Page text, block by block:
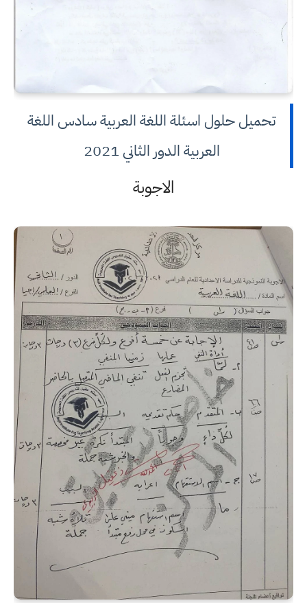
تحميل حلول اسئلة اللغة العربية سادس اللغة
العربية الدور الثاني 2021
الاجوبة